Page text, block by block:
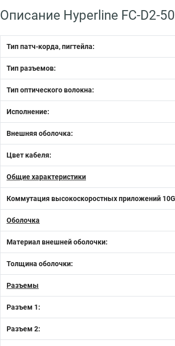
Описание Hyperline FC-D2-
Тип патч-корда, пигтейла:
Тип разъемов:
Тип оптического волокна:
Исполнение:
Внешняя оболочка:
Цвет кабеля:
Общие характеристики
Коммутация высокоскоростных приложений
Оболочка
Материал внешней оболочки:
Толщина оболочки:
Разъемы
Разъем 1:
Разъем 2: